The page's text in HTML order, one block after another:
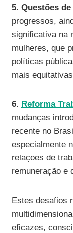
5. Questões
progressos,
significativa na
mulheres, que
políticas
mais
6. Reforma
mudanças
recente no
especialmente
relações de
remuneração e
Estes desafios
eficazes,